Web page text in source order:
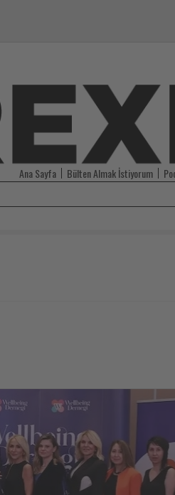
Ana Sayfa Bülten Almak İstiyorum